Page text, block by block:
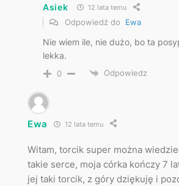
Asiek 12 lata temu
Odpowiedź do Ewa
Nie wiem ile, nie dużo, bo ta
lekka.
0 Odpowiedz
Ewa 12 lata temu
Witam, torcik super można
takie serce, moja córka kończy 7
jej taki torcik, z góry dziękuję i